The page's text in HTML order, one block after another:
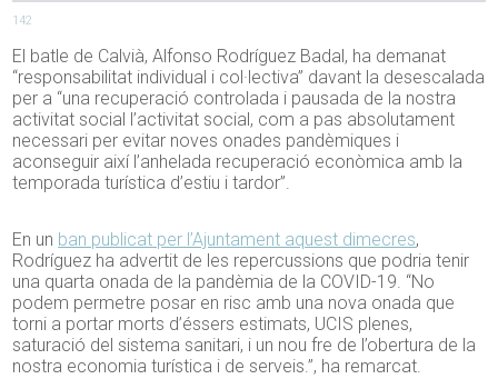
142
El batle de Calvià, Alfonso Rodríguez Badal, ha demanat
“responsabilitat individual i col·lectiva” davant la desescalada
per a “una recuperació controlada i pausada de la nostra
activitat social l’activitat social, com a pas absolutament
necessari per evitar noves onades pandèmiques i
aconseguir així l’anhelada recuperació econòmica amb la
temporada turística d’estiu i tardor”.
En un ban publicat per l’Ajuntament aquest dimecres,
Rodríguez ha advertit de les repercussions que podria tenir
una quarta onada de la pandèmia de la COVID-19. “No
podem permetre posar en risc amb una nova onada que
torni a portar morts d’éssers estimats, UCIS plenes,
saturació del sistema sanitari, i un nou fre de l’obertura de la
nostra economia turística i de serveis.”, ha remarcat.